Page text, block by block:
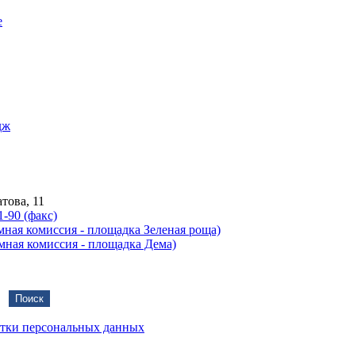
11
90 (факс)
комиссия - площадка Зеленая роща)
комиссия - площадка Дема)
Поиск
персональных данных